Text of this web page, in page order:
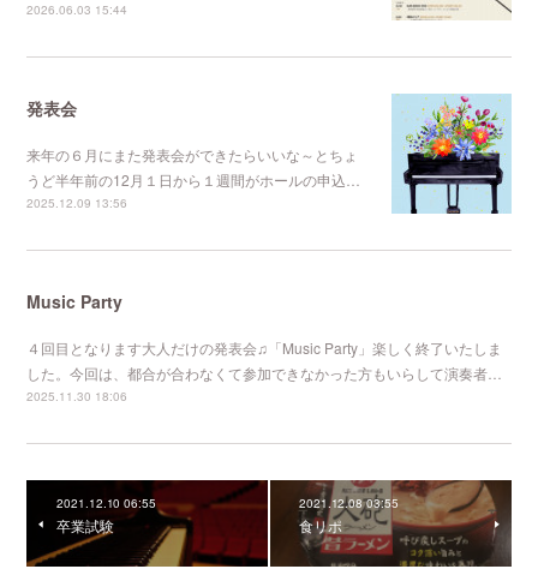
2026.06.03 15:44
発表会
来年の６月にまた発表会ができたらいいな～とちょ
うど半年前の12月１日から１週間がホールの申込…
2025.12.09 13:56
Music Party
４回目となります大人だけの発表会♫「Music Party」楽しく終了いたしま
した。今回は、都合が合わなくて参加できなかった方もいらして演奏者…
2025.11.30 18:06
2021.12.10 06:55
卒業試験
2021.12.08 03:55
食リポ